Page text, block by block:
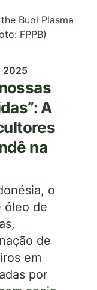
2025
A
na
o
óleo de
de
em
por